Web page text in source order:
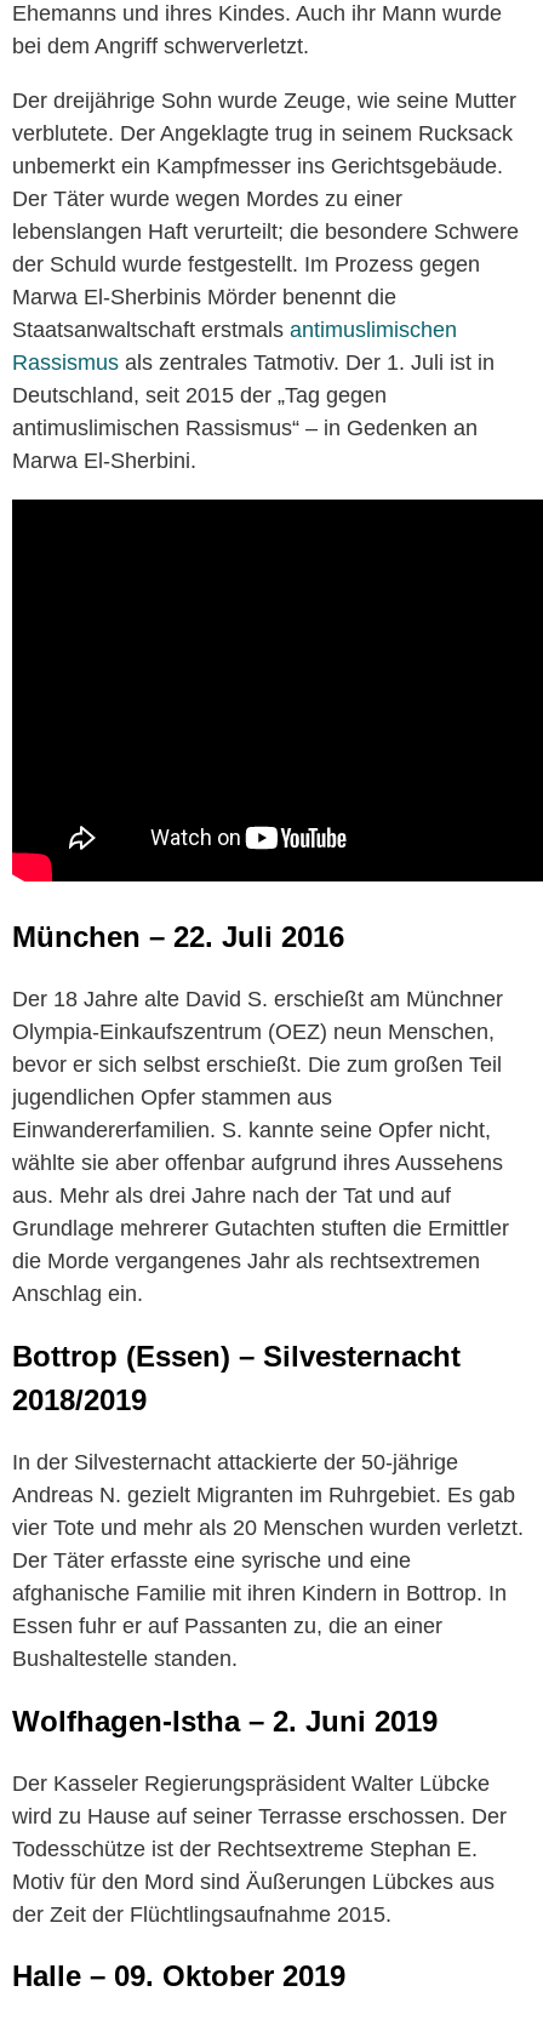
Ehemanns und ihres Kindes. Auch ihr Mann wurde
bei dem Angriff schwerverletzt.
Der dreijährige Sohn wurde Zeuge, wie seine Mutter
verblutete. Der Angeklagte trug in seinem Rucksack
unbemerkt ein Kampfmesser ins Gerichtsgebäude.
Der Täter wurde wegen Mordes zu einer
lebenslangen Haft verurteilt; die besondere Schwere
der Schuld wurde festgestellt. Im Prozess gegen
Marwa El-Sherbinis Mörder benennt die
Staatsanwaltschaft erstmals antimuslimischen
Rassismus als zentrales Tatmotiv. Der 1. Juli ist in
Deutschland, seit 2015 der „Tag gegen
antimuslimischen Rassismus“ – in Gedenken an
Marwa El-Sherbini.
München – 22. Juli 2016
Der 18 Jahre alte David S. erschießt am Münchner
Olympia-Einkaufszentrum (OEZ) neun Menschen,
bevor er sich selbst erschießt. Die zum großen Teil
jugendlichen Opfer stammen aus
Einwandererfamilien. S. kannte seine Opfer nicht,
wählte sie aber offenbar aufgrund ihres Aussehens
aus. Mehr als drei Jahre nach der Tat und auf
Grundlage mehrerer Gutachten stuften die Ermittler
die Morde vergangenes Jahr als rechtsextremen
Anschlag ein.
Bottrop (Essen) – Silvesternacht
2018/2019
In der Silvesternacht attackierte der 50-jährige
Andreas N. gezielt Migranten im Ruhrgebiet. Es gab
vier Tote und mehr als 20 Menschen wurden verletzt.
Der Täter erfasste eine syrische und eine
afghanische Familie mit ihren Kindern in Bottrop. In
Essen fuhr er auf Passanten zu, die an einer
Bushaltestelle standen.
Wolfhagen-Istha – 2. Juni 2019
Der Kasseler Regierungspräsident Walter Lübcke
wird zu Hause auf seiner Terrasse erschossen. Der
Todesschütze ist der Rechtsextreme Stephan E.
Motiv für den Mord sind Äußerungen Lübckes aus
der Zeit der Flüchtlingsaufnahme 2015.
Halle – 09. Oktober 2019